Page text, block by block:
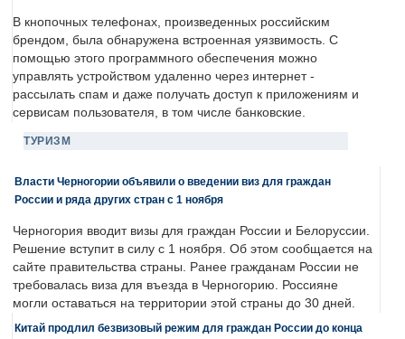
В кнопочных телефонах, произведенных российским
брендом, была обнаружена встроенная уязвимость. С
помощью этого программного обеспечения можно
управлять устройством удаленно через интернет -
рассылать спам и даже получать доступ к приложениям и
сервисам пользователя, в том числе банковские.
ТУРИЗМ
Власти Черногории объявили о введении виз для граждан
России и ряда других стран с 1 ноября
Черногория вводит визы для граждан России и Белоруссии.
Решение вступит в силу с 1 ноября. Об этом сообщается на
сайте правительства страны. Ранее гражданам России не
требовалась виза для въезда в Черногорию. Россияне
могли оставаться на территории этой страны до 30 дней.
Китай продлил безвизовый режим для граждан России до конца